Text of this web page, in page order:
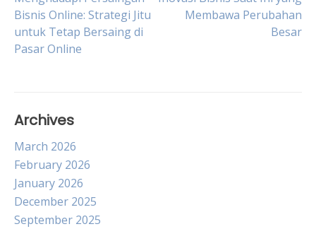
navigation
Bisnis Online: Strategi Jitu
untuk Tetap Bersaing di
Pasar Online
Membawa Perubahan
Besar
Archives
March 2026
February 2026
January 2026
December 2025
September 2025